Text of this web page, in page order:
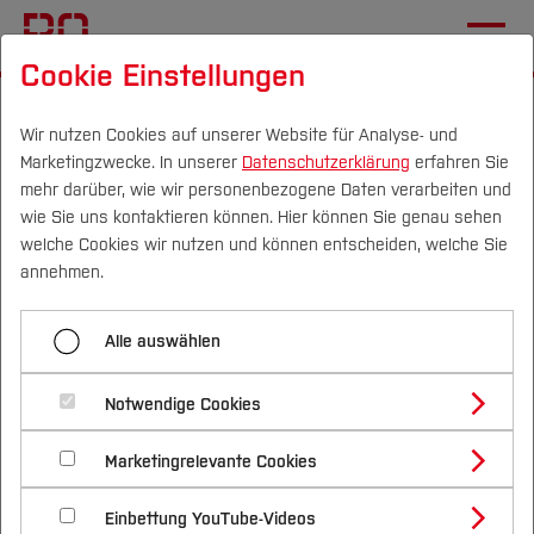
Campus Personen DE|EN Quicklinks
Studium
Studienangebote
Bachelorstudiengänge
Masterstudiengänge
Vor dem Studium
Bewerben & Einschreiben
Bewerbungsportal
Im Studium
Studienbüros und Prüfungen
Nach dem Studium
Forschung & Transfer
Profil
Forschungs- und Transferprofil
Schwerpunkte (FuT)
Beratung & Förderung
Nachhaltigkeit
Nachhaltigkeit studieren
International
Bau- und Umweltingenieurwesen
Team
Dipl.-Ing. Samuel Seiler
Cookie Einstellungen
Wir nutzen Cookies auf unserer Website für Analyse- und
Marketingzwecke. In unserer Datenschutzerklärung erfahren Sie
mehr darüber, wie wir personenbezogene Daten verarbeiten und
wie Sie uns kontaktieren können. Hier können Sie genau sehen
welche Cookies wir nutzen und können entscheiden, welche Sie
annehmen.
Alle auswählen
Notwendige Cookies
Marketingrelevante Cookies
Einbettung YouTube-Videos